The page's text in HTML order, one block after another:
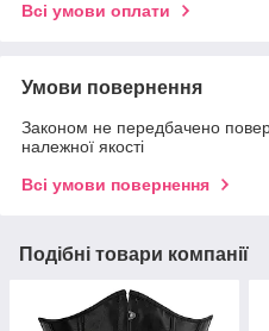
Всі умови оплати
Умови повернення
Законом не передбачено
належної якості
Всі умови повернення
Подібні товари компанії